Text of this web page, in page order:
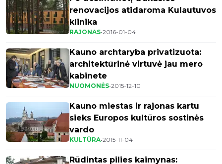
renovacijos atidaroma Kulautuvos
klinika
RAJONAS•2016-01-04
Kauno archtaryba privatizuota:
architektūrinė virtuvė jau mero
kabinete
NUOMONĖS•2015-12-10
Kauno miestas ir rajonas kartu
sieks Europos kultūros sostinės
vardo
KULTŪRA•2015-11-04
Rūdintas pilies kaimynas: